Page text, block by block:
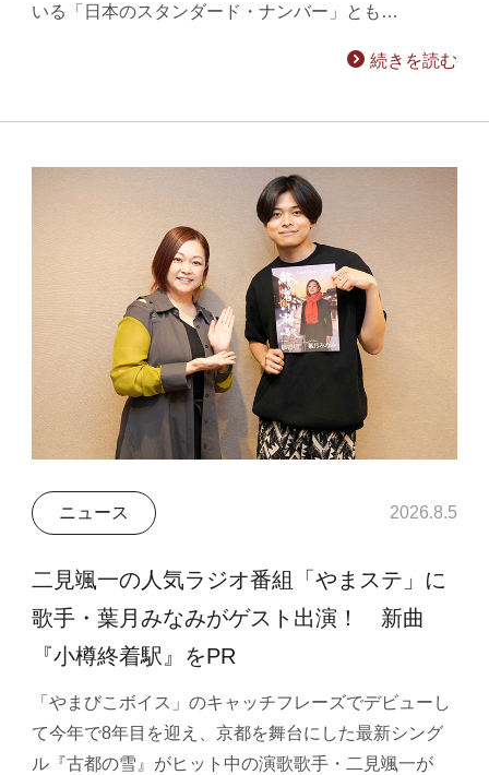
いる「日本のスタンダード・ナンバー」とも…
続きを読む
ニュース 2026.8.5
二見颯一の人気ラジオ番組「やまステ」に
歌手・葉月みなみがゲスト出演！ 新曲
『小樽終着駅』をPR
「やまびこボイス」のキャッチフレーズでデビューし
て今年で8年目を迎え、京都を舞台にした最新シング
ル『古都の雪』がヒット中の演歌歌手・二見颯一が